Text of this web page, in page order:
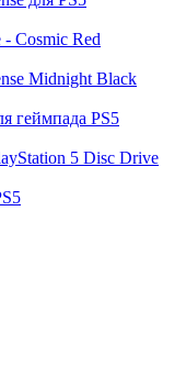
Cosmic Red
Midnight Black
геймпада PS5
5 Disc Drive